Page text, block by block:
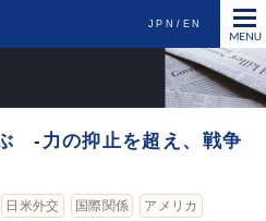
JPN EN
-力の抑止を超え、戦争
日米外交 国際関係
アメリカ